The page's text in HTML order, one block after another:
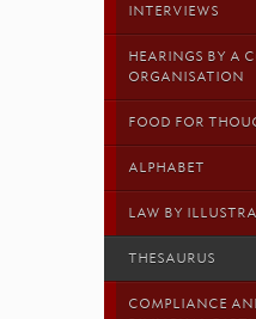
INTERVIEWS
HEARINGS BY A
ORGANISATION
FOOD FOR
ALPHABET
LAW BY
THESAURUS
COMPLIANCE